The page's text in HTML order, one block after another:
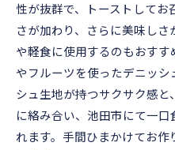
性が抜群で、トーストして
さが加わり、さらに美味し
や軽食に使用するのもおす
やフルーツを使ったデニッ
シュ生地が持つサクサク感
に絡み合い、池田市にて一
れます。手間ひまかけてお